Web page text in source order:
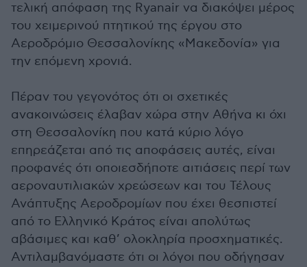
τελική απόφαση της Ryanair να διακόψει μέρος
του χειμερινού πτητικού της έργου στο
Αεροδρόμιο Θεσσαλονίκης «Μακεδονία» για
την επόμενη χρονιά.
Πέραν του γεγονότος ότι οι σχετικές
ανακοινώσεις έλαβαν χώρα στην Αθήνα κι όχι
στη Θεσσαλονίκη που κατά κύριο λόγο
επηρεάζεται από τις αποφάσεις αυτές, είναι
προφανές ότι οποιεσδήποτε αιτιάσεις περί των
αεροναυτιλιακών χρεώσεων και του Τέλους
Ανάπτυξης Αεροδρομίων που έχει θεσπιστεί
από το Ελληνικό Κράτος είναι απολύτως
αβάσιμες και καθ’ ολοκληρία προσχηματικές.
Αντιλαμβανόμαστε ότι οι λόγοι που οδήγησαν